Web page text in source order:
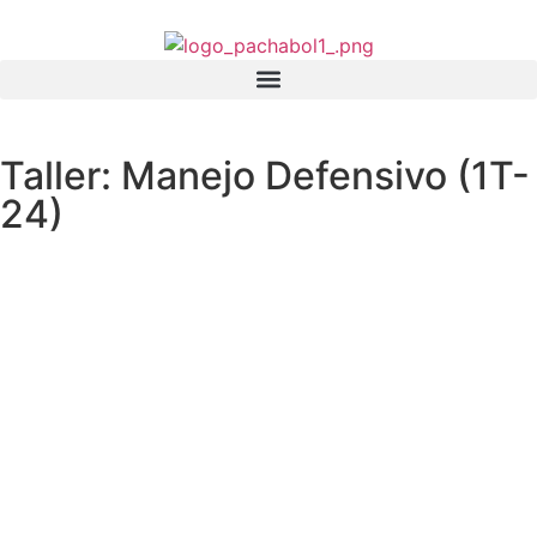
Taller: Manejo Defensivo (1T-
24)